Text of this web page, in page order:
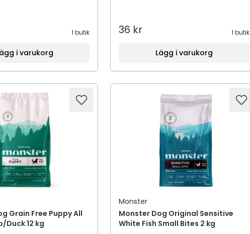
1 butik
i varukorg
36 kr 1 butik
Lägg i varukorg
Grain Free Puppy All
Duck 12 kg
Monster
Monster Dog Original Sensitive
White Fish Small Bites 2 kg